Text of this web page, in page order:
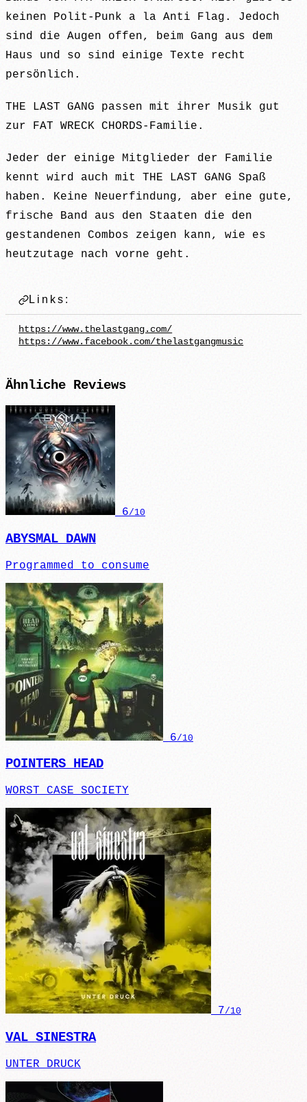
keinen Polit-Punk a la Anti Flag. Jedoch
sind die Augen offen, beim Gang aus dem
Haus und so sind einige Texte recht
persönlich.
THE LAST GANG passen mit ihrer Musik gut
zur FAT WRECK CHORDS-Familie.
Jeder der einige Mitglieder der Familie
kennt wird auch mit THE LAST GANG Spaß
haben. Keine Neuerfindung, aber eine gute,
frische Band aus den Staaten die den
gestandenen Combos zeigen kann, wie es
heutzutage nach vorne geht.
Links:
https://www.thelastgang.com/
https://www.facebook.com/thelastgangmusic
Ähnliche Reviews
6/10
ABYSMAL DAWN
Programmed to consume
6/10
POINTERS HEAD
WORST CASE SOCIETY
7/10
VAL SINESTRA
UNTER DRUCK